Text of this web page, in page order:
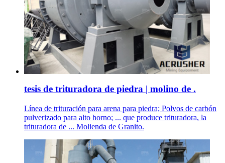
tesis de trituradora de piedra | molino de .
Línea de trituración para arena para piedra; Polvos de carbón
pulverizado para alto horno; ... que produce trituradora, la
trituradora de ... Molienda de Granito.